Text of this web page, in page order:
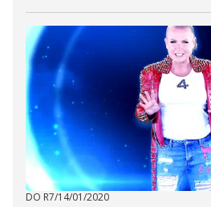
DO R7/14/01/2020